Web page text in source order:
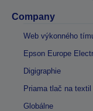
Company
Web výkonného
Epson Europe
Digigraphie
Priama tlač na textil
Globálne